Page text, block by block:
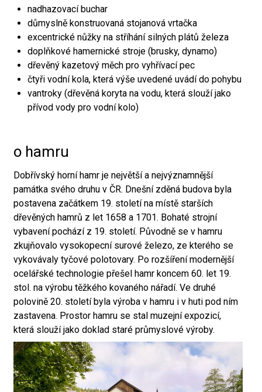
nadhazovací buchar
důmyslně konstruovaná stojanová vrtačka
excentrické nůžky na stříhání silných plátů železa
doplňkové hamernické stroje (brusky, dynamo)
dřevěný kazetový měch pro vyhřívací pec
čtyři vodní kola, která výše uvedené uvádí do pohybu
vantroky (dřevěná koryta na vodu, která slouží jako
přívod vody pro vodní kolo)
o hamru
Dobřívský horní hamr je největší a nejvýznamnější
památka svého druhu v ČR. Dnešní zděná budova byla
postavena začátkem 19. století na místě starších
dřevěných hamrů z let 1658 a 1701. Bohaté strojní
vybavení pochází z 19. století. Původně se v hamru
zkujňovalo vysokopecní surové železo, ze kterého se
vykovávaly tyčové polotovary. Po rozšíření modernější
ocelářské technologie přešel hamr koncem 60. let 19.
stol. na výrobu těžkého kovaného nářadí. Ve druhé
polovině 20. století byla výroba v hamru i v huti pod ním
zastavena. Prostor hamru se stal muzejní expozicí,
která slouží jako doklad staré průmyslové výroby.